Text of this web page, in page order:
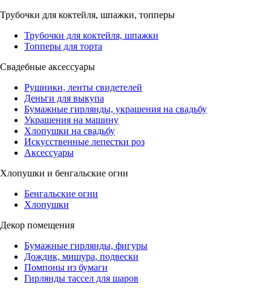
Трубочки для коктейля, шпажки, топперы
Трубочки для коктейля, шпажки
Топперы для торта
Свадебные аксессуары
Рушники, ленты свидетелей
Деньги для выкупа
Бумажные гирлянды, украшения на свадьбу
Украшения на машину
Хлопушки на свадьбу
Искусственные лепестки роз
Аксессуары
Хлопушки и бенгальские огни
Бенгальские огни
Хлопушки
Декор помещения
Бумажные гирлянды, фигуры
Дождик, мишура, подвески
Помпоны из бумаги
Гирлянды тассел для шаров